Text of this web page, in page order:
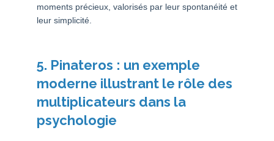
moments précieux, valorisés par leur spontanéité et
leur simplicité.
5. Pinateros : un exemple
moderne illustrant le rôle des
multiplicateurs dans la
psychologie